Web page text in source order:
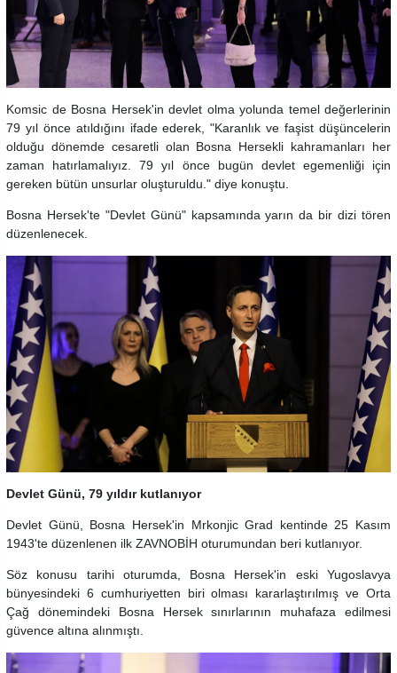
Komsic de Bosna Hersek'in devlet olma yolunda temel değerlerinin
79 yıl önce atıldığını ifade ederek, "Karanlık ve faşist düşüncelerin
olduğu dönemde cesaretli olan Bosna Hersekli kahramanları her
zaman hatırlamalıyız. 79 yıl önce bugün devlet egemenliği için
gereken bütün unsurlar oluşturuldu." diye konuştu.
Bosna Hersek'te "Devlet Günü" kapsamında yarın da bir dizi tören
düzenlenecek.
Devlet Günü, 79 yıldır kutlanıyor
Devlet Günü, Bosna Hersek'in Mrkonjic Grad kentinde 25 Kasım
1943'te düzenlenen ilk ZAVNOBİH oturumundan beri kutlanıyor.
Söz konusu tarihi oturumda, Bosna Hersek'in eski Yugoslavya
bünyesindeki 6 cumhuriyetten biri olması kararlaştırılmış ve Orta
Çağ dönemindeki Bosna Hersek sınırlarının muhafaza edilmesi
güvence altına alınmıştı.